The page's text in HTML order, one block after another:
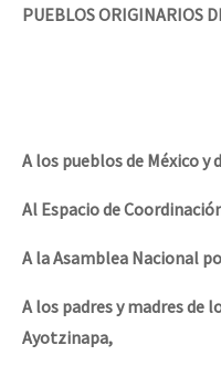
PUEBLOS ORIGINARIOS
A los pueblos de México y
Al Espacio de
A la Asamblea Nacional
A los padres y madres de
Ayotzinapa,